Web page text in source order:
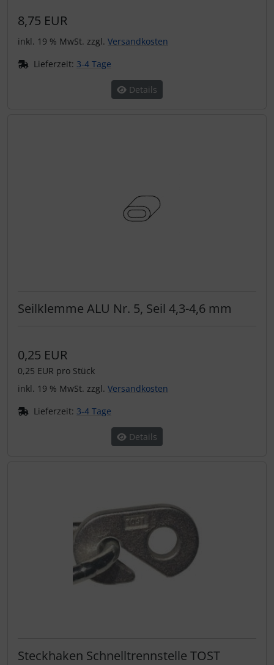
8,75 EUR
inkl. 19 % MwSt. zzgl. Versandkosten
Lieferzeit: 3-4 Tage
Details
Seilklemme ALU Nr. 5, Seil 4,3-4,6 mm
0,25 EUR
0,25 EUR pro Stück
inkl. 19 % MwSt. zzgl. Versandkosten
Lieferzeit: 3-4 Tage
Details
Steckhaken Schnelltrennstelle TOST